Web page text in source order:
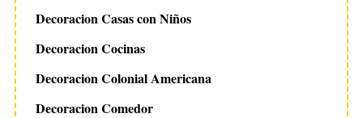
Decoracion Casas con Niños
Decoracion Cocinas
Decoracion Colonial Americana
Decoracion Comedor